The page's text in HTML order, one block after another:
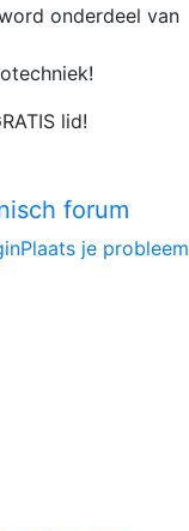
onderdeel van
lid!
Plaats je probleem